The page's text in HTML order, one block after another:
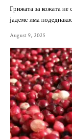
Грижата за кожата не
јадеме има
August 9, 2025